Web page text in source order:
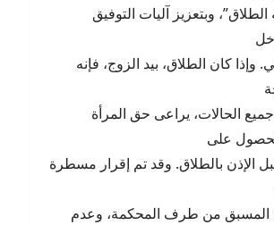
الطلاق”، وبتعزيز آليات التوفيق
وإذا كان الطلاق، بيد الزوج، فإنه
الحالات، يراعى حق المرأة
على
الإذن بالطلاق. وقد تم إقرار مسطرة
المسبق من طرف المحكمة، وعدم